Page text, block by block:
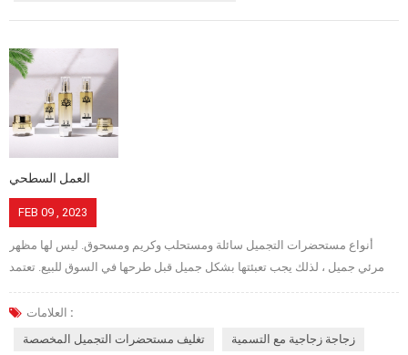
تترك الحياة اليومية للناس الزجاجة ، فإن إنتاج الزجاجة يحتل مكانة مهمة في
بالبشرة ، مثل التخلص من المنتجات غير المؤهلة ، ثم التغليف. في عملية إنتاج
الزجاجة ، سيكون هناك تشققات ، فقاعات وعيوب أخرى. إذن من أين تأتي هذه
العيوب ، دعنا نكتشف！ 1. عندما يسقط الزجاج الفارغ في القالب الأولي ، فإنه لا
يمكن أن يدخل القالب الأولي بدقة ، والاحتكاك المفرط بين الفراغ وجدار القالب ،
العمل السطحي
FEB 09 , 2023
أنواع مستحضرات التجميل سائلة ومستحلب وكريم ومسحوق. ليس لها مظهر
مرئي جميل ، لذلك يجب تعبئتها بشكل جميل قبل طرحها في السوق للبيع. تعتمد
مستحضرات التجميل كليًا على التغليف ، من خلال عبواتها المثالية لتعكس
خصائصها. التعبئة والتغليف والعرض جزء مهم للغاية من التسويق. تأكد من أن
منتجاتك تبرز من بين الحشود من خلال إنشاء عبوات مخصصة خاصة بك باستخدام
العلامات :
تغليف مستحضرات التجميل المخصصة
زجاجة زجاجية مع التسمية